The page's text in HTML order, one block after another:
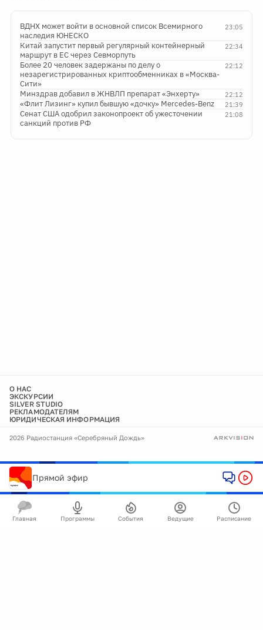
23:05
ВДНХ может войти в основной список Всемирного
наследия ЮНЕСКО
22:34
Китай запустит первый регулярный контейнерный
маршрут в ЕС через Севморпуть
22:12
Более 20 человек задержаны по делу о
незарегистрированных криптообменниках в «Москва-
Сити»
22:12
Минздрав добавил в ЖНВЛП препарат «Энхерту»
21:39
«Флит Лизинг» купил бывшую «дочку» Mercedes-Benz
21:08
Сенат США одобрил законопроект об ужесточении
санкций против РФ
О НАС
ЭКСКУРСИИ
SILVER STUDIO
РЕКЛАМОДАТЕЛЯМ
ЮРИДИЧЕСКАЯ ИНФОРМАЦИЯ
2026 Радиостанция «Серебряный Дождь»
Прямой эфир
Главная Программы События Ведущие Расписание